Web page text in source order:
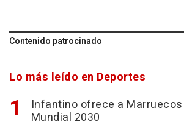
Contenido patrocinado
Lo más leído en Deportes
Infantino ofrece a
Mundial 2030